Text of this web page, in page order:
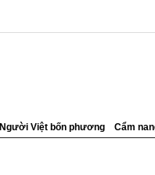
Người Việt bốn phương Cẩm